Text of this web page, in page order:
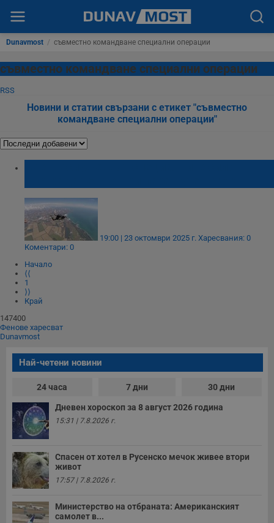
Dunavmost / съвместно командване специални операции
съвместно командване специални операции
RSS
Новини и статии свързани с етикет "съвместно
командване специални операции"
19:00 | 23 октомври 2025 г. Харесвания: 0
Коментари: 0
Начало
⟨⟨
1
⟩⟩
Край
147400
Фенове харесват
Dunavmost
Най-четени новини
24 часа 7 дни 30 дни
Дневен хороскоп за 8 август 2026 година
15:31 | 7.8.2026 г.
Спасен от хотел в Русенско мечок живее втори
живот
17:57 | 7.8.2026 г.
Министерство на отбраната: Американският
самолет в...